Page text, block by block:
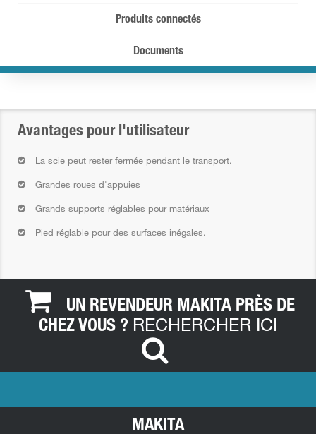
Produits connectés
Documents
Avantages pour l'utilisateur
La scie peut rester fermée pendant le transport.
Grandes roues d'appuies
Grands supports réglables pour matériaux
Pied réglable pour des surfaces inégales.
UN REVENDEUR MAKITA PRÈS DE
CHEZ VOUS ? RECHERCHER ICI
MAKITA